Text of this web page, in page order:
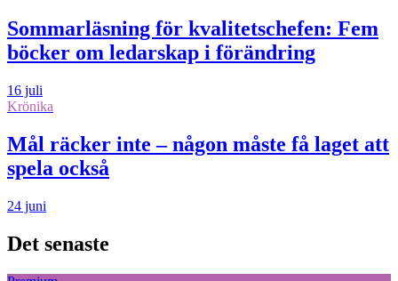
Sommarläsning för kvalitetschefen: Fem
böcker om ledarskap i förändring
16 juli
Krönika
Mål räcker inte – någon måste få laget att
spela också
24 juni
Det senaste